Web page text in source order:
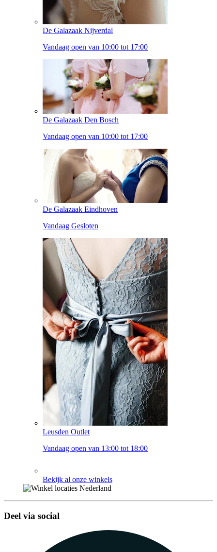
De Galazaak Nijverdal
Vandaag open van 10:00 tot 17:00
De Galazaak Den Bosch
Vandaag open van 10:00 tot 17:00
De Galazaak Eindhoven
Vandaag Gesloten
Leusden Outlet
Vandaag open van 13:00 tot 18:00
Bekijk al onze winkels
Deel via social